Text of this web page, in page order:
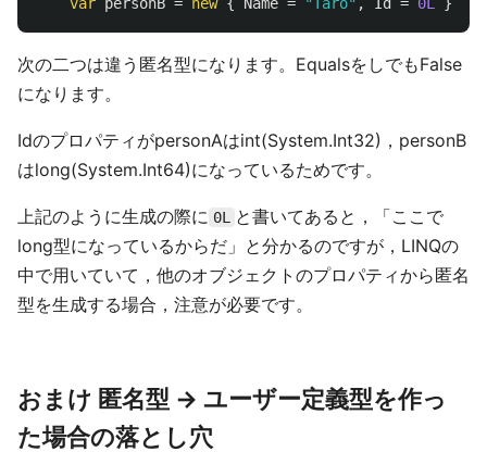
次の二つは違う匿名型になります。EqualsをしでもFalse
になります。
IdのプロパティがpersonAはint(System.Int32)，personB
はlong(System.Int64)になっているためです。
上記のように生成の際に 0L
と書いてあると，「ここで
long型になっているからだ」と分かるのですが，LINQの
中で用いていて，他のオブジェクトのプロパティから匿名
型を生成する場合，注意が必要です。
おまけ 匿名型 -> ユーザー定義型を作っ
た場合の落とし穴